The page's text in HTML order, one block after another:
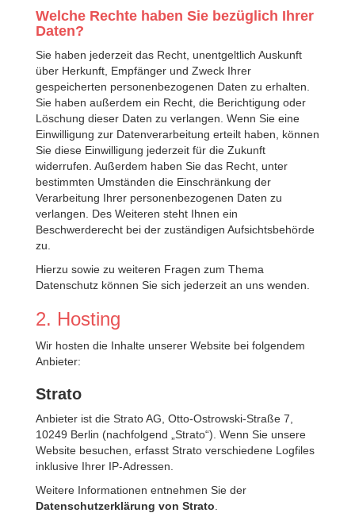
Welche Rechte haben Sie bezüglich Ihrer
Daten?
Sie haben jederzeit das Recht, unentgeltlich Auskunft
über Herkunft, Empfänger und Zweck Ihrer
gespeicherten personenbezogenen Daten zu erhalten.
Sie haben außerdem ein Recht, die Berichtigung oder
Löschung dieser Daten zu verlangen. Wenn Sie eine
Einwilligung zur Datenverarbeitung erteilt haben, können
Sie diese Einwilligung jederzeit für die Zukunft
widerrufen. Außerdem haben Sie das Recht, unter
bestimmten Umständen die Einschränkung der
Verarbeitung Ihrer personenbezogenen Daten zu
verlangen. Des Weiteren steht Ihnen ein
Beschwerderecht bei der zuständigen Aufsichtsbehörde
zu.
Hierzu sowie zu weiteren Fragen zum Thema
Datenschutz können Sie sich jederzeit an uns wenden.
2. Hosting
Wir hosten die Inhalte unserer Website bei folgendem
Anbieter:
Strato
Anbieter ist die Strato AG, Otto-Ostrowski-Straße 7,
10249 Berlin (nachfolgend „Strato“). Wenn Sie unsere
Website besuchen, erfasst Strato verschiedene Logfiles
inklusive Ihrer IP-Adressen.
Weitere Informationen entnehmen Sie der
Datenschutzerklärung von Strato